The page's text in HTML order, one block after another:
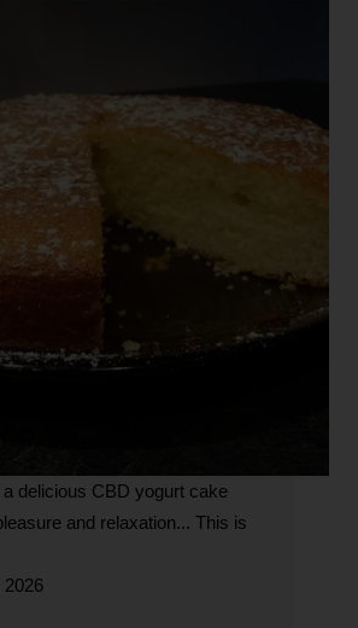
delicious CBD yogurt cake
and relaxation... This is
2026